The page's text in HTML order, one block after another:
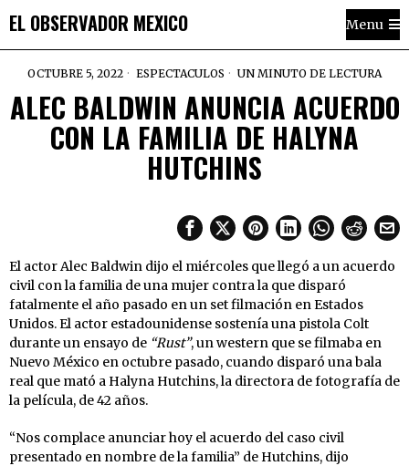
EL OBSERVADOR MEXICO Menu
OCTUBRE 5, 2022 ESPECTACULOS UN MINUTO DE LECTURA
ALEC BALDWIN ANUNCIA ACUERDO
CON LA FAMILIA DE HALYNA
HUTCHINS
El actor Alec Baldwin dijo el miércoles que llegó a un acuerdo
civil con la familia de una mujer contra la que disparó
fatalmente el año pasado en un set filmación en Estados
Unidos. El actor estadounidense sostenía una pistola Colt
durante un ensayo de “Rust”, un western que se filmaba en
Nuevo México en octubre pasado, cuando disparó una bala
real que mató a Halyna Hutchins, la directora de fotografía de
la película, de 42 años.
“Nos complace anunciar hoy el acuerdo del caso civil
presentado en nombre de la familia” de Hutchins, dijo